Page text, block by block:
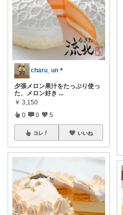
charu_un＊
夕張メロン果汁をたっぷり使っ
た、メロン好き ...
￥ 3,150
0 0 5
コレ いいね